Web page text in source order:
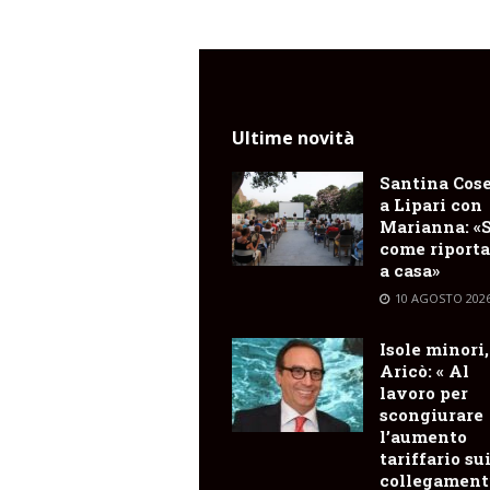
Ultime novità
Santina
a Lipari con
Marianna:
come
a casa»
10 AGOSTO
Isole minori,
Aricò: « Al
lavoro per
scongiurare
l’aumento
tariffario sui